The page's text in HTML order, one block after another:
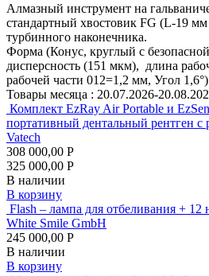
Алмазный инструмент на
стандартный хвостовик FG (L-19
турбинного наконечника.
Форма (Конус, круглый с
дисперсность (151 мкм), длина
рабочей части 012=1,2 мм, Угол
Товары месяца : 20.07.2026-
Комплект EzRay Air Portable и
портативный дентальный рентген с
Vatech
308 000,00 Р
325 000,00 Р
В наличии
В корзину
Flash – лампа для отбеливания + 12
White Smile GmbH
245 000,00 Р
В наличии
В корзину